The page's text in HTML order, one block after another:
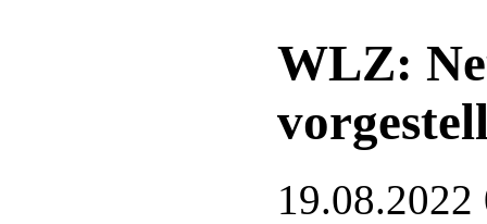
WLZ:
19.08.2022